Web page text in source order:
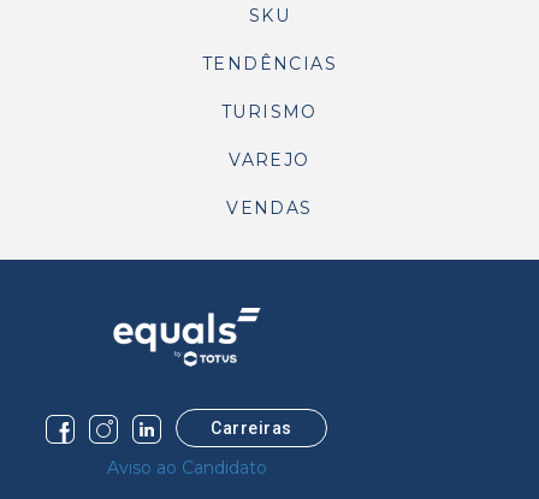
SKU
TENDÊNCIAS
TURISMO
VAREJO
VENDAS
Carreiras
Aviso ao Candidato